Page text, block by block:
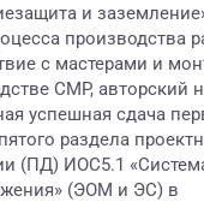
и
производства
с мастерами и
СМР, авторский
успешная сдача
раздела
(ПД) ИОС5.1
(ЭОМ и ЭС) в